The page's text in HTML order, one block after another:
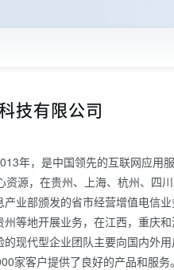
技有限公司
年，是中国领先的互联网应用
资源，在贵州、上海、杭州、四
产业部颁发的省市经营增值电信
州等地开展业务，在江西，重庆
现代型企业团队主要向国内外
家客户提供了良好的产品和服